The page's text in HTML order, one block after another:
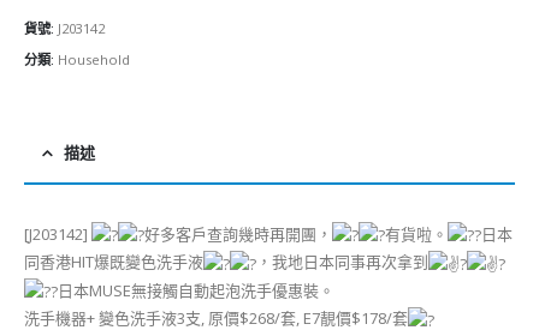
貨號: J203142
分類: Household
描述
[J203142] 好多客戶查詢幾時再開團， 有貨啦。
日本
同香港HIT爆既變色洗手液
，我地日本同事再次拿到
日本MUSE無接觸自動起泡洗手優惠裝。
洗手機器+ 變色洗手液3支, 原價$268/套, E7靚價$178/套